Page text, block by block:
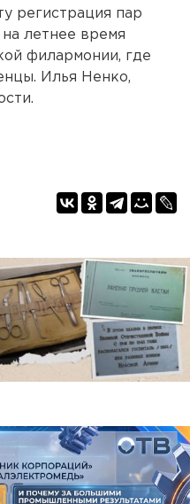
регистрация пар
летнее время
филармонии, где
Илья Ненко,